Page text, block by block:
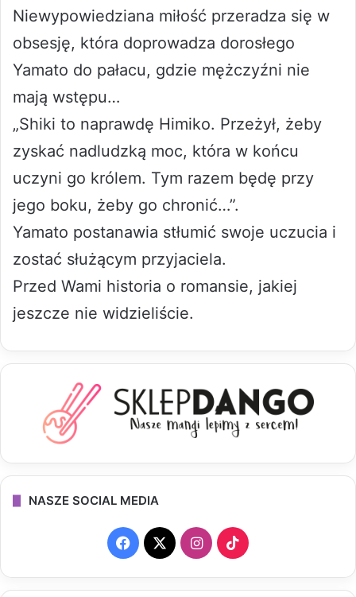
Niewypowiedziana miłość przeradza się w
obsesję, która doprowadza dorosłego
Yamato do pałacu, gdzie mężczyźni nie
mają wstępu…
„Shiki to naprawdę Himiko. Przeżył, żeby
zyskać nadludzką moc, która w końcu
uczyni go królem. Tym razem będę przy
jego boku, żeby go chronić…”.
Yamato postanawia stłumić swoje uczucia i
zostać służącym przyjaciela.
Przed Wami historia o romansie, jakiej
jeszcze nie widzieliście.
NASZE SOCIAL MEDIA
F
a
X
I
n
T
i